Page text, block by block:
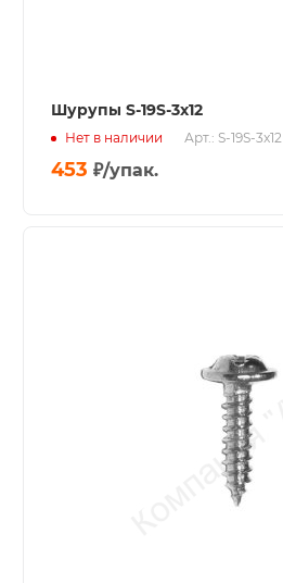
Шурупы S-19S-3x12
Нет в наличии Арт.: S-19S-3x12
453 ₽/упак.